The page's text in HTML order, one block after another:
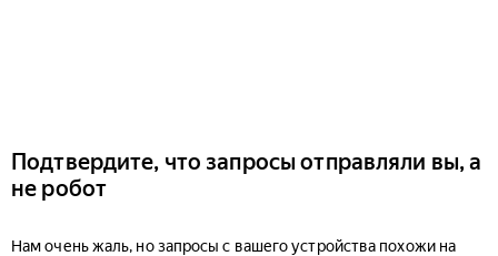
Подтвердите, что запросы отправляли вы, а
не робот
Нам очень жаль, но запросы с вашего устройства похожи на